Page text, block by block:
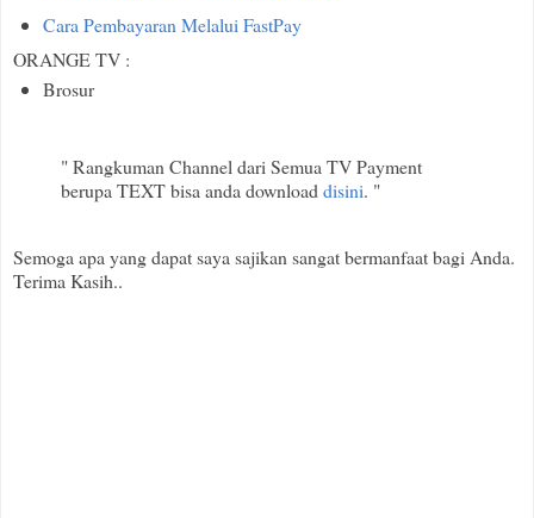
Cara Pembayaran Melalui FastPay
ORANGE TV :
Brosur
" Rangkuman Channel dari Semua TV Payment
berupa TEXT bisa anda download disini. "
Semoga apa yang dapat saya sajikan sangat bermanfaat bagi Anda.
Terima Kasih..